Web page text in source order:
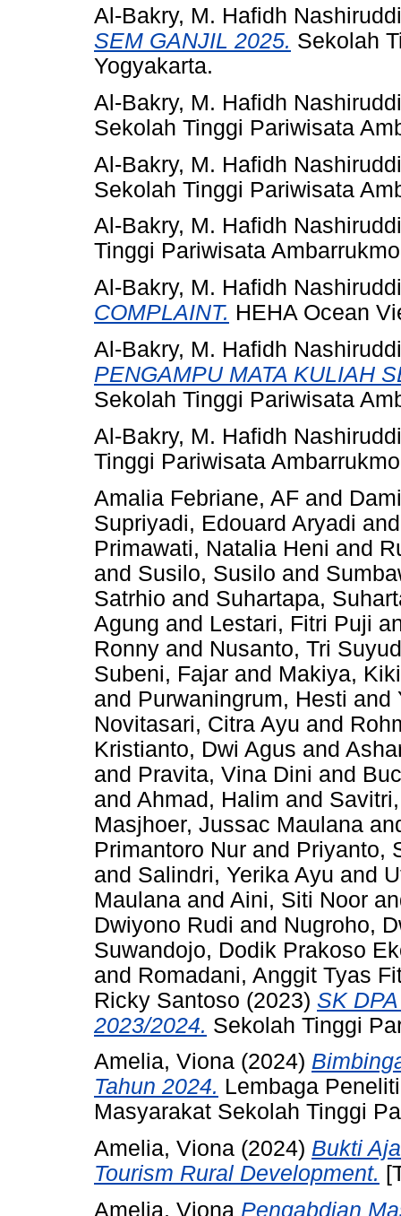
Al-Bakry, M. Hafidh
SEM GANJIL 2025. Sekolah
Yogyakarta.
Al-Bakry, M. Hafidh
Sekolah Tinggi Pariwisata
Al-Bakry, M. Hafidh
Sekolah Tinggi Pariwisata
Al-Bakry, M. Hafidh
Tinggi Pariwisata
Al-Bakry, M. Hafidh
COMPLAINT. HEHA Ocean
Al-Bakry, M. Hafidh
PENGAMPU MATA KULIAH
Sekolah Tinggi Pariwisata
Al-Bakry, M. Hafidh
Tinggi Pariwisata
Amalia Febriane, AF and
Supriyadi, Edouard Aryadi
Primawati, Natalia Heni and
and Susilo, Susilo and
Satrhio and Suhartapa,
Agung and Lestari, Fitri Puji
Ronny and Nusanto, Tri Suyud
Subeni, Fajar and Makiya,
and Purwaningrum, Hesti and
Novitasari, Citra Ayu and
Kristianto, Dwi Agus and
and Pravita, Vina Dini and
and Ahmad, Halim and
Masjhoer, Jussac Maulana
Primantoro Nur and Priyanto,
and Salindri, Yerika Ayu and
Maulana and Aini, Siti Noor
Dwiyono Rudi and Nugroho,
Suwandojo, Dodik Prakoso
and Romadani, Anggit Tyas
Ricky Santoso (2023) SK
2023/2024. Sekolah Tinggi
Amelia, Viona (2024)
Tahun 2024. Lembaga
Masyarakat Sekolah Tinggi
Amelia, Viona (2024) Bukti
Tourism Rural Development.
Amelia, Viona Pengabdian